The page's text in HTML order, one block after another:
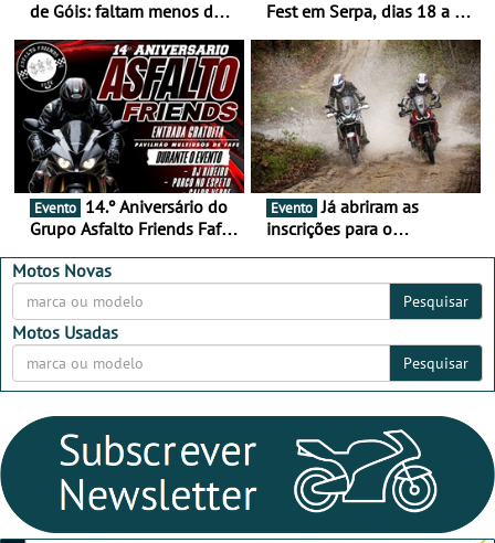
de Góis: faltam menos de
16 de agosto
Fest em Serpa, dias 18 a 20
duas rodas invade o Baixo
Alentejo
Evento
Grupo Asfalto Friends Fafe,
2026
Evento Já abriram as
inscrições para o
Motos Novas
Pesquisar
Motos Usadas
Pesquisar